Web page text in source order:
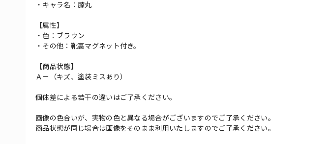
・キャラ名：膝丸
【属性】
・色：ブラウン
・その他：靴裏マグネット付き。
【商品状態】
Ａ－（キズ、塗装ミスあり）
個体差による若干の違いはご了承ください。
画像の色合いが、実物の色と異なる場合がございますのでご了承ください。
商品状態が同じ場合は画像をそのまま利用いたしますのでご了承ください。